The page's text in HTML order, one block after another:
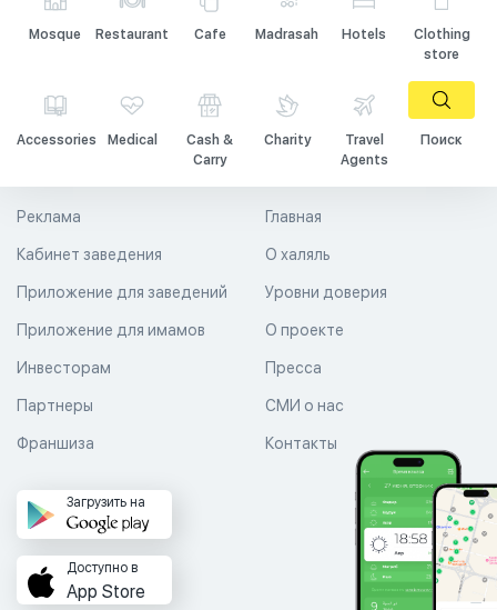
Mosque Restaurant Cafe Madrasah Hotels
Clothing
store
Accessories Medical
Cash &
Carry
Charity
Travel
Agents
Поиск
Главная
О халяль
Уровни доверия
Реклама
Кабинет заведения
Приложение для заведений
Приложение для имамов О проекте
Пресса
СМИ о нас
Контакты
Инвесторам
Партнеры
Франшиза
Загрузить на
Доступно в
App Store